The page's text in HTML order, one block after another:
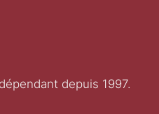
depuis 1997.